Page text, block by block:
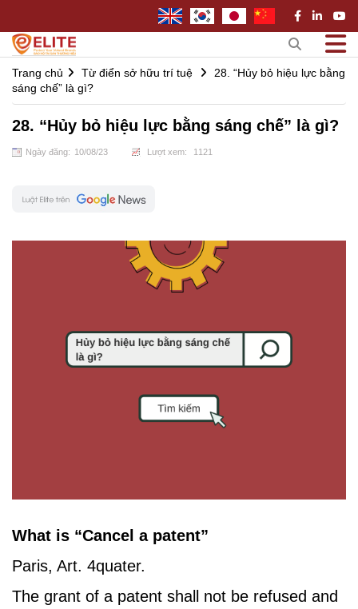
Trang chủ Từ điển sở hữu trí tuệ
28. “Hủy bỏ hiệu lực bằng
sáng chế” là gì?
28. “Hủy bỏ hiệu lực bằng sáng chế” là gì?
Ngày đăng: 10/08/23 Lượt xem: 1121
What is “Cancel a patent”
Paris, Art. 4quater.
The grant of a patent shall not be refused and